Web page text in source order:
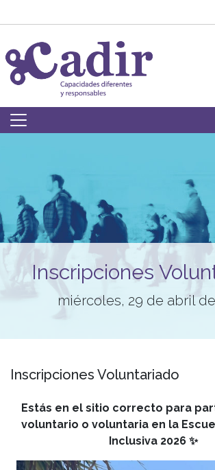
Inscripciones
miércoles, 29 de abril
Inscripciones Voluntariado
Estás en el sitio correcto para
voluntario o voluntaria en la
Inclusiva 2026 ✨